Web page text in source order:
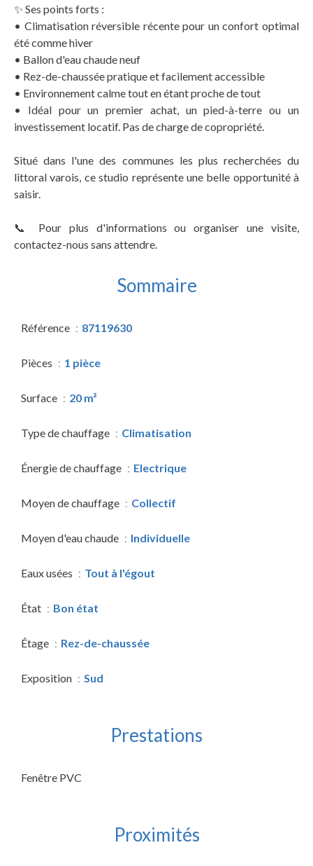
✨ Ses points forts :
• Climatisation réversible récente pour un confort optimal
été comme hiver
• Ballon d'eau chaude neuf
• Rez-de-chaussée pratique et facilement accessible
• Environnement calme tout en étant proche de tout
• Idéal pour un premier achat, un pied-à-terre ou un
investissement locatif. Pas de charge de copropriété.
Situé dans l'une des communes les plus recherchées du
littoral varois, ce studio représente une belle opportunité à
saisir.
📞 Pour plus d'informations ou organiser une visite,
contactez-nous sans attendre.
Sommaire
Référence 87119630
Pièces 1 pièce
Surface 20 m²
Type de chauffage Climatisation
Énergie de chauffage Electrique
Moyen de chauffage Collectif
Moyen d'eau chaude Individuelle
Eaux usées Tout à l'égout
État Bon état
Étage Rez-de-chaussée
Exposition Sud
Prestations
Fenêtre PVC
Proximités